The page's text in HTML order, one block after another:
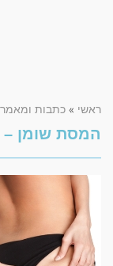
ראשי » כתבות
המסת שומן –